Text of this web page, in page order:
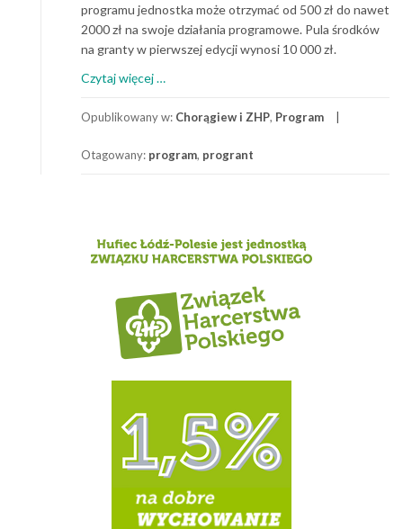
programu jednostka może otrzymać od 500 zł do nawet
2000 zł na swoje działania programowe. Pula środków
na granty w pierwszej edycji wynosi 10 000 zł.
Czytaj więcej
–
granty
…
Opublikowany w: Chorągiew i ZHP, Program
Otagowany: program, progrant